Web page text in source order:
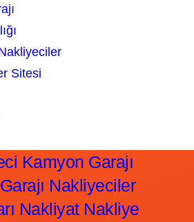
Sitesi
Kamyon Garajı
Nakliyeciler
Nakliyat Nakliye